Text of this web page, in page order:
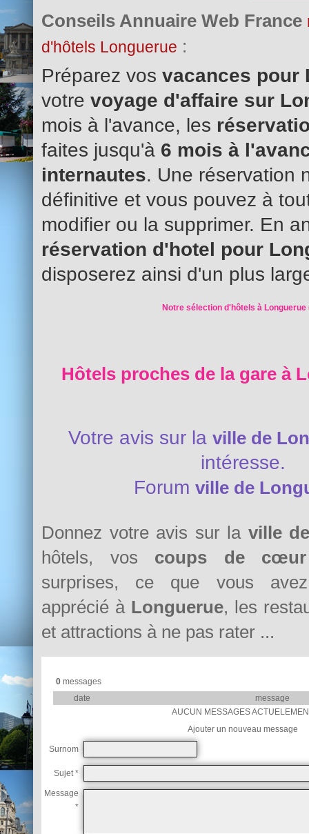
Conseils Annuaire Web France
d'hôtels Longuerue :
Préparez vos vacances pour
votre voyage d'affaire sur
mois à l'avance, les
faites jusqu'à 6 mois à
internautes. Une réservation
définitive et vous pouvez à
modifier ou la supprimer. En
réservation d'hotel pour
disposerez ainsi d'un plus
Notre sélection d'hôtels à Longuerue
Hôtels proches de la gare à
Votre avis sur la ville de
intéresse.
Forum ville de
Donnez votre avis sur la ville
hôtels, vos coups de cœur
surprises, ce que vous avez
apprécié à Longuerue, les
et attractions à ne pas rater ...
0messages
date
message
AUCUN MESSAGES
Ajouter un nouveau message
Surnom
Sujet *
Message
*